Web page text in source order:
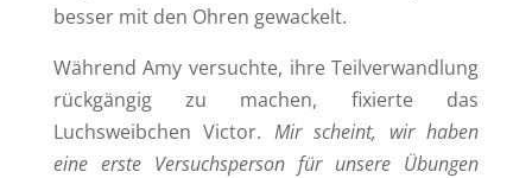
besser mit den Ohren gewackelt.
Während Amy versuchte, ihre Teilverwandlung
rückgängig zu machen, fixierte das
Luchsweibchen Victor. Mir scheint, wir haben
eine erste Versuchsperson für unsere Übungen